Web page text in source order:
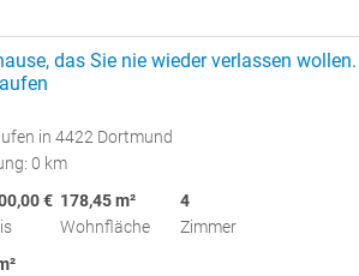
das Sie nie wieder verlassen wollen.
in 4422 Dortmund
0 km
€ 178,45 m²
Wohnfläche
4
Zimmer